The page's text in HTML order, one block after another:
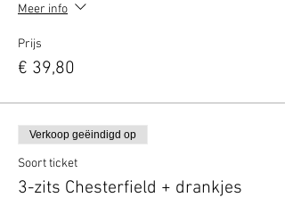
Meer info
Prijs
€ 39,80
Verkoop geëindigd op
Soort ticket
3-zits Chesterfield + drankjes